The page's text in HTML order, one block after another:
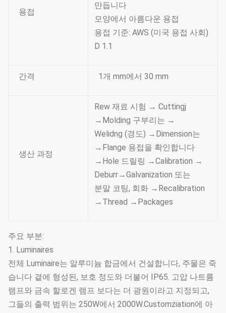
용접
만듭니다
모양에서 아름다운 용접
용접 기준: AWS (미국 용접 사회)
D 1.1
간격 1개 mm에서 30 mm
생산 과정
Rew 재료 시험 → Cuttingj
→Molding 구부리는 →
Welidng (경도) →Dimension는
→Flange 용접을 확인합니다
→Hole 드릴링 →Calibration →
Deburr→Galvanization 또는
분말 코팅, 회화 →Recalibration
→Thread →Packages
주요 부분:
1. Luminaires
전체 Luminaire는 알루미늄 합금에서 건설합니다, 주물은 죽
습니다 곁에 형성된, 보호 정도와 더불어 IP65. 고압 나트륨
램프와 금속 할로겐 램프 보다는 더 광원이라고 지정되고,
그들의 출력 범위는 250W에서 2000W.Customziation에 아